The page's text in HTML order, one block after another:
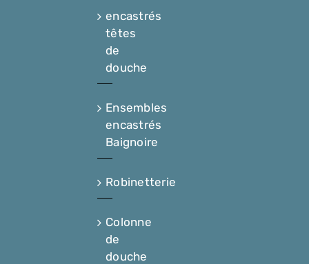
encastrés
têtes
de
douche
Ensembles
encastrés
Baignoire
Robinetterie
Colonne
de
douche